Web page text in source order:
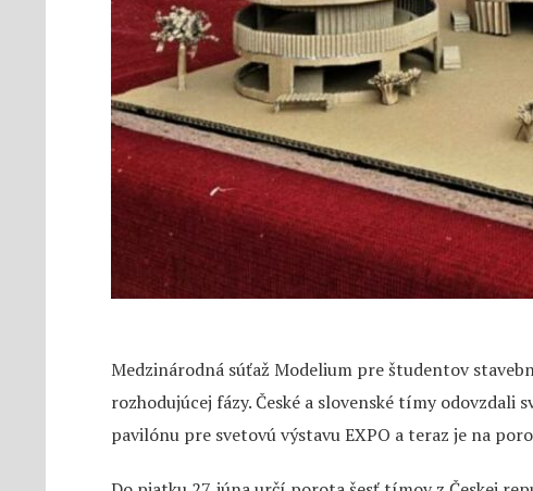
Medzinárodná súťaž Modelium pre študentov
rozhodujúcej fázy. České a slovenské tímy odovzdali
pavilónu pre svetovú výstavu EXPO a teraz je na